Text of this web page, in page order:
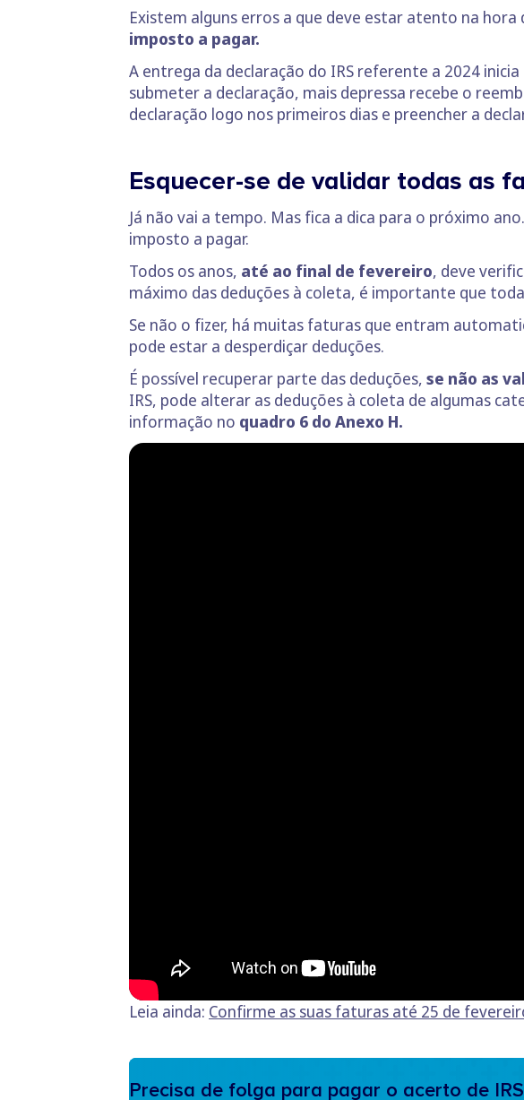
Existem alguns erros a que deve estar atento na hora
imposto a pagar.
A entrega da declaração do IRS referente a 2024 inicia
submeter a declaração, mais depressa recebe o
declaração logo nos primeiros dias e preencher a
Esquecer-se de validar todas as
Já não vai a tempo. Mas fica a dica para o próximo
imposto a pagar.
Todos os anos, até ao final de fevereiro, deve
máximo das deduções à coleta, é importante que
Se não o fizer, há muitas faturas que entram
pode estar a desperdiçar deduções.
É possível recuperar parte das deduções, se não as
IRS, pode alterar as deduções à coleta de algumas
informação no quadro 6 do Anexo H.
Leia ainda: Confirme as suas faturas até 25 de
Precisa de folga para pagar o acerto de IRS